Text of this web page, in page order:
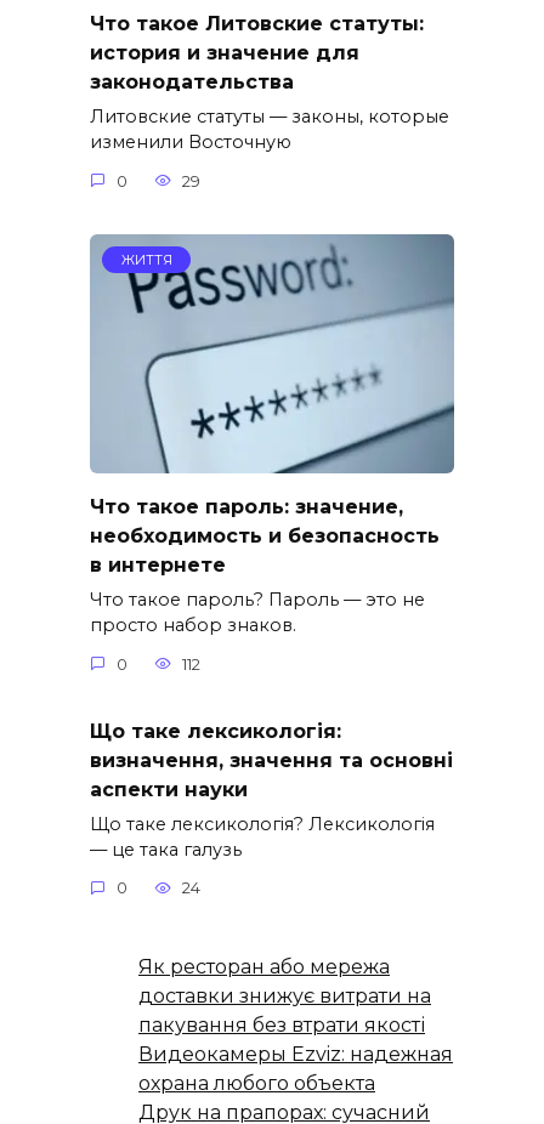
Что такое Литовские статуты:
история и значение для
законодательства
Литовские статуты — законы, которые
изменили Восточную
0 29
ЖИТТЯ
Что такое пароль: значение,
необходимость и безопасность
в интернете
Что такое пароль? Пароль — это не
просто набор знаков.
0 112
Що таке лексикологія:
визначення, значення та основні
аспекти науки
Що таке лексикологія? Лексикологія
— це така галузь
0 24
Як ресторан або мережа
доставки знижує витрати на
пакування без втрати якості
Видеокамеры Ezviz: надежная
охрана любого объекта
Друк на прапорах: сучасний